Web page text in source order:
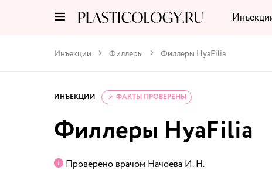
Инъекции Филлеры Филлеры HyaFilia
ИНЪЕКЦИИ ФАКТЫ ПРОВЕРЕНЫ
Филлеры HyaFilia
Проверено врачом Начоева И. Н.